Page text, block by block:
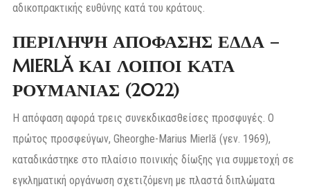
αδικοπρακτικής ευθύνης κατά του κράτους.
ΠΕΡΙΛΗΨΗ ΑΠΟΦΑΣΗΣ ΕΔΔΑ –
MIERLĂ ΚΑΙ ΛΟΙΠΟΙ ΚΑΤΑ
ΡΟΥΜΑΝΙΑΣ (2022)
Η απόφαση αφορά τρεις συνεκδικασθείσες προσφυγές. Ο
πρώτος προσφεύγων, Gheorghe-Marius Mierlă (γεν. 1969),
καταδικάστηκε στο πλαίσιο ποινικής δίωξης για συμμετοχή σε
εγκληματική οργάνωση σχετιζόμενη με πλαστά διπλώματα